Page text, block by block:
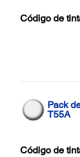
Código de
Pack
T55A
Código de